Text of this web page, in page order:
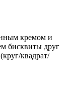
кремом и
бисквиты друг
квадрат/